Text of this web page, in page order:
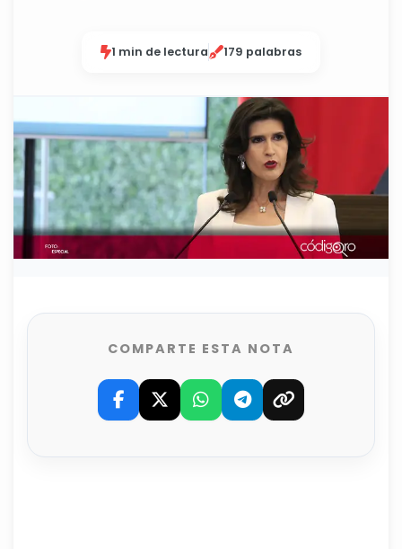
1 min de lectura 179 palabras
COMPARTE ESTA NOTA